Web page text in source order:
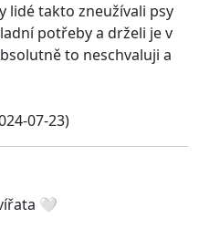
lidé takto zneužívali psy
potřeby a drželi je v
to neschvaluji a
07-23)
🤍